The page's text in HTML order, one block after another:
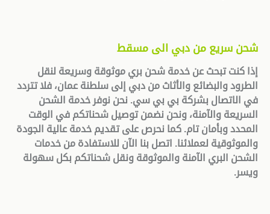
شحن سريع من دبي الى مسقط
إذا كنت تبحث عن خدمة شحن بري موثوقة وسريعة لنقل
الطرود والبضائع والأثاث من دبي إلى سلطنة عمان، فلا تتردد
في الاتصال بشركة بي بي سي. نحن نوفر خدمة الشحن
السريعة والآمنة، ونحن نضمن توصيل شحناتكم في الوقت
المحدد وبأمان تام. كما نحرص على تقديم خدمة عالية الجودة
والموثوقية لعملائنا. اتصل بنا الآن للاستفادة من خدمات
الشحن البري الآمنة والموثوقة ونقل شحناتكم بكل سهولة
ويسر.